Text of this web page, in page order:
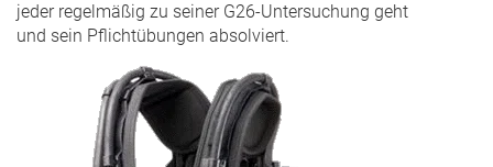
jeder regelmäßig zu seiner G26-Untersuchung geht
und sein Pflichtübungen absolviert.